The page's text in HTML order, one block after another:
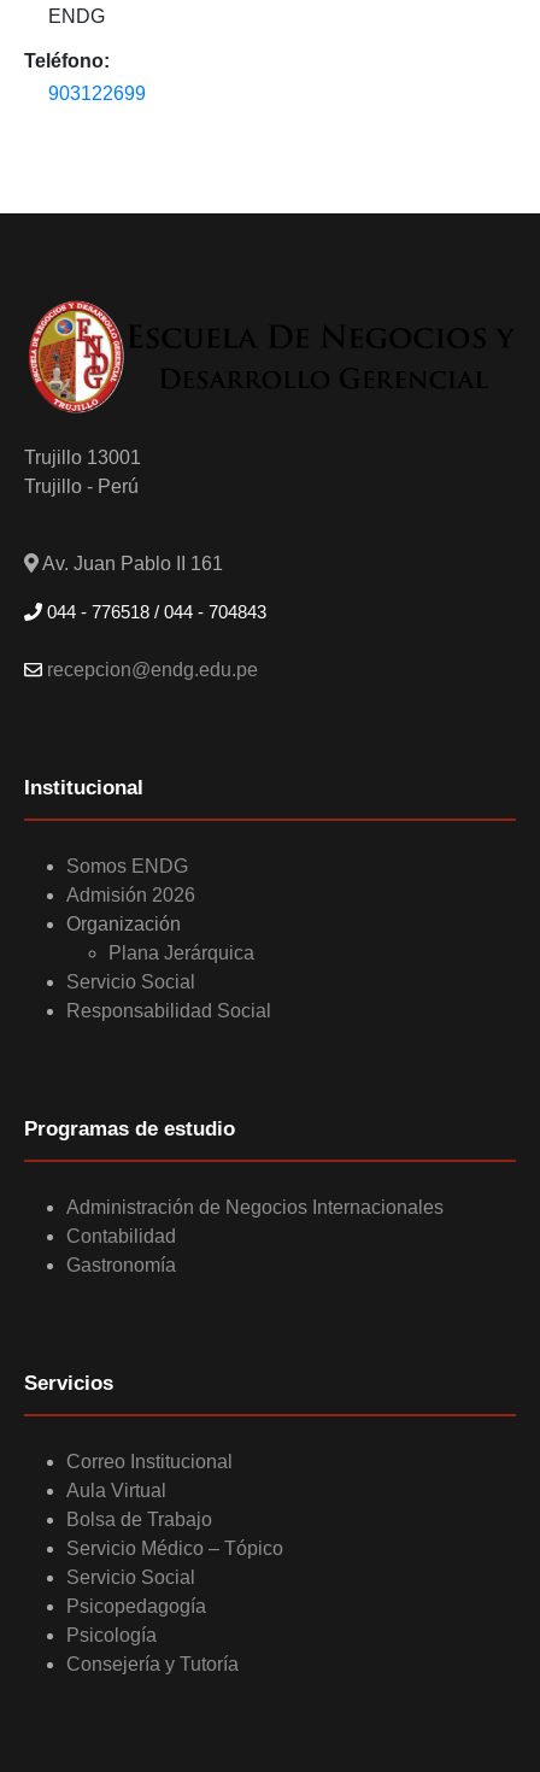
ENDG
Teléfono:
903122699
Trujillo 13001
Trujillo - Perú
Av. Juan Pablo II 161
044 - 776518 / 044 - 704843
recepcion@endg.edu.pe
Institucional
Somos ENDG
Admisión 2026
Organización
Plana Jerárquica
Servicio Social
Responsabilidad Social
Programas de estudio
Administración de Negocios Internacionales
Contabilidad
Gastronomía
Servicios
Correo Institucional
Aula Virtual
Bolsa de Trabajo
Servicio Médico – Tópico
Servicio Social
Psicopedagogía
Psicología
Consejería y Tutoría